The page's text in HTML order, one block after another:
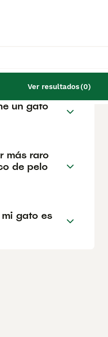
Ver resultados(0)
la ubicación
garanticen la
es la mejor
un gato
más raro
de pelo
gato es